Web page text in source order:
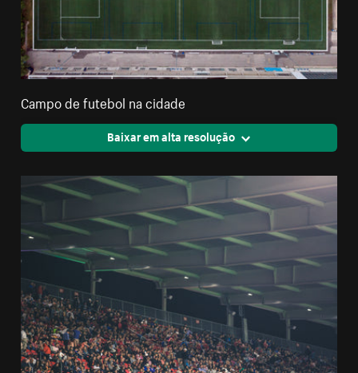
Campo de futebol na cidade
Baixar em alta resolução